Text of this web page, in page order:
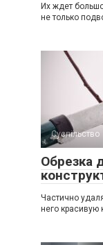
Их ждет
не только
Суспільство
Обрезка
Частично
него красивую